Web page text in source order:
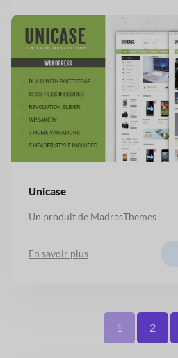
Unicase
Un produit de MadrasThemes
En savoir plus
1 2